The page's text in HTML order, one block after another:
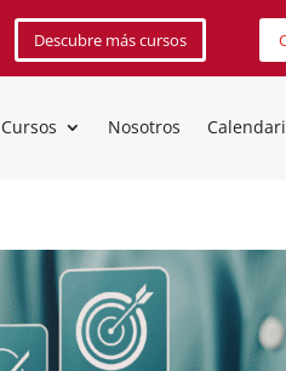
Descubre más cursos
Cursos Nosotros